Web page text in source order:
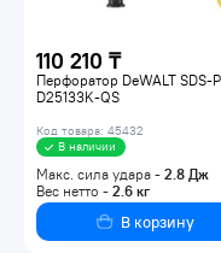
110 210 ₸
Перфоратор DeWALT SDS-
D25133K-QS
Код товара: 45432
В наличии
Макс. сила удара - 2.8 Дж
Вес нетто - 2.6 кг
В корзину